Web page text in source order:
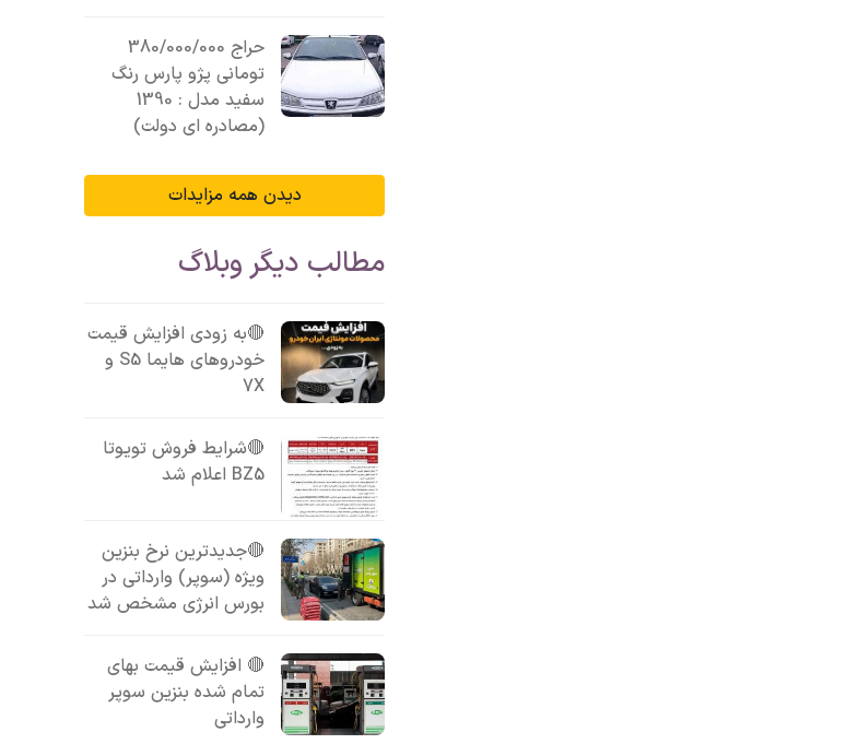
حراج 380/000/000
تومانی پژو پارس رنگ
سفید مدل : 1390
(مصادره ای دولت)
دیدن همه مزایدات
مطالب دیگر وبلاگ
🔴به زودی افزایش قیمت
خودروهای هایما S5 و
7X
🔴شرایط فروش تویوتا
BZ5 اعلام شد
🔴جدیدترین نرخ بنزین
ویژه (سوپر) وارداتی در
بورس انرژی مشخص شد
🔴 افزایش قیمت بهای
تمام شده بنزین سوپر
وارداتی